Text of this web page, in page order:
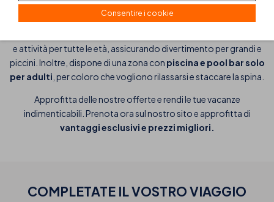
L'hotelTHB Tropical Islandè un paradiso per le vacanze pensato
appositamente per le famiglie. Situato in Playa Blanca, Lanzarote,
e attività per tutte le età, assicurando divertimento per grandi e
piccini. Inoltre, dispone di una zona con piscina e pool bar solo
per adulti , per coloro che vogliono rilassarsi e staccare la spina.
Approfitta delle nostre offerte e rendi le tue vacanze
indimenticabili. Prenota ora sul nostro sito e approfitta di
vantaggi esclusivi e prezzi migliori.
COMPLETATE IL VOSTROVIAGGIO
Consentire i cookie